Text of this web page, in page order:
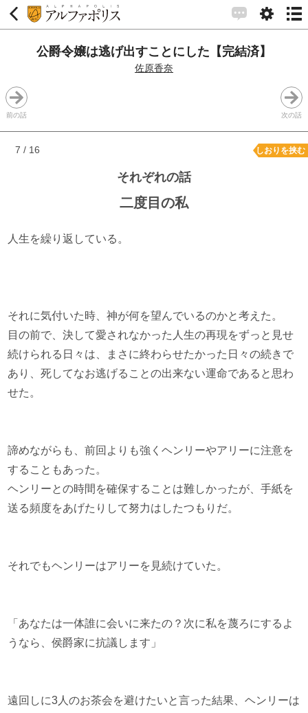
公爵令嬢は逃げ出すことにした【完結済】
佐原香奈
前の話 次の話
7 / 16 しおりを挟む
それぞれの話
二度目の私
人生を繰り返している。
それに気付いた時、神が何を望んでいるのかと考えた。
目の前で、決して愛されなかった人生の再現をずっと見せ
続けられる日々は、まさに終わらせたかった日々の続きで
あり、死してなお逃げることの出来ない運命であると思わ
せた。
諦めながらも、前回よりも強くヘンリーやアリーに注意を
することもあった。
ヘンリーとの時間を確保することは難しかったが、手紙を
送る頻度をあげたりして努力はしたつもりだ。
それでもヘンリーはアリーを見続けていた。
「あなたは一体誰に会いに来たの？次に私を蔑ろにするよ
うなら、侯爵家に抗議します」
遠回しに3人のお茶会を避けたいと言った結果、ヘンリーは